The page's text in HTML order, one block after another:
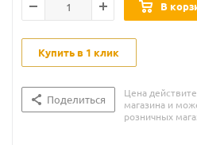
В
Купить в 1 клик
Поделиться
Цена
магазина и
розничных